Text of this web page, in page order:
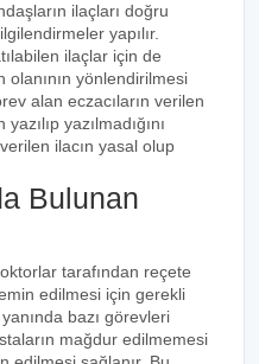
ilaçları doğru
yapılır.
ilaçlar için de
olanının yönlendirilmesi
alan eczacıların verilen
yazılmadığını
ilacın yasal olup
Bulunan
tarafından reçete
edilmesi için gerekli
bazı görevleri
mağdur edilmemesi